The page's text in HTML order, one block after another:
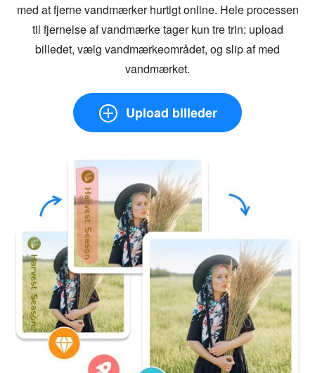
med at fjerne vandmærker hurtigt online. Hele processen
til fjernelse af vandmærke tager kun tre trin: upload
billedet, vælg vandmærkeområdet, og slip af med
vandmærket.
Upload billeder